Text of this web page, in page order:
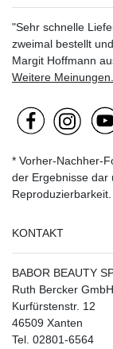
"Sehr schnelle
zweimal bestellt
Margit Hoffmann
Weitere
* Vorher-Nachher-
der Ergebnisse dar
Reproduzierbarkeit.
KONTAKT
BABOR BEAUTY
Ruth Bercker GmbH
Kurfürstenstr. 12
46509 Xanten
Tel. 02801-6564